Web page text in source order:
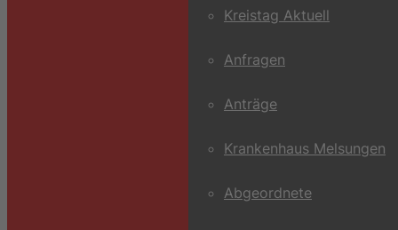
Kreistag Aktuell
Anfragen
Anträge
Krankenhaus Melsungen
Abgeordnete